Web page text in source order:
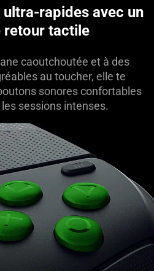
rapides avec un
retour tactile
caoutchoutée et à des
au toucher, elle te
sonores confortables
sessions intenses.